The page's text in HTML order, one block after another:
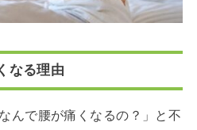
なる理由
んで腰が痛くなるの？」と不